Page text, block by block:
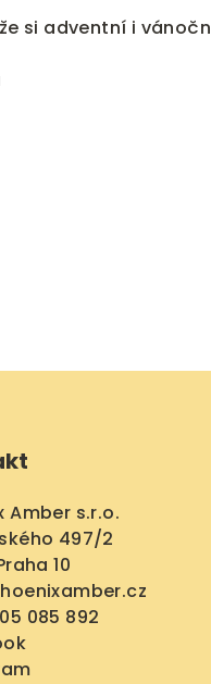
si adventní i
Amber s.r.o.
497/2
10
085 892